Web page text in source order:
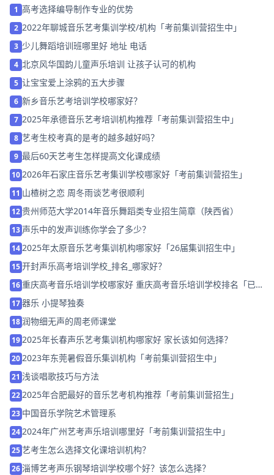
1 高考选择编导制作专业的优势
2 2022年聊城音乐艺考集训学校/机构「考前集训营招生中」
3 少儿舞蹈培训班哪里好 地址 电话
4 北京风华国韵儿童声乐培训 让孩子认可的机构
5 让宝宝爱上涂鸦的五大步骤
6 新乡音乐艺考培训学校哪家好？
7 2025年承德音乐艺考培训机构推荐「考前集训营招生中」
8 艺考生校考真的是考的越多越好吗？
9 最后60天艺考生怎样提高文化课成绩
102026年石家庄音乐艺考集训学校哪家好「考前集训营招生」
11 山楂树之恋 周冬雨谈艺考很顺利
12贵州师范大学2014年音乐舞蹈类专业招生简章（陕西省）
13 声乐中的发声训练你学会了多少？
142025年太原音乐艺考集训机构哪家好「26届集训招生中」
15开封声乐高考培训学校_排名_哪家好？
16重庆高考音乐培训学校哪家好 重庆高考音乐培训学校排名「已解
决」
17器乐 小提琴独奏
18润物细无声的周老师课堂
192025年长春声乐艺考集训机构哪家好 家长该如何选择？
202023年东莞暑假音乐集训机构「考前集训营招生中」
21 浅谈唱歌技巧与方法
222025年合肥最好的音乐艺考机构推荐「考前集训营招生」
23 中国音乐学院艺术管理系
242024年广州艺考声乐培训哪里好「考前集训营招生中」
25艺考生怎么选择文化课培训机构？
26淄博艺考声乐钢琴培训学校哪个好？该怎么选择？